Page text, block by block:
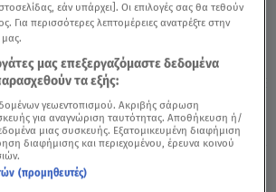
2026
ΗΜΕΡΗΣΙΕΣ ΠΡΟΒΛΕΨΕΙΣ
εάν υπάρχει]. Οι επιλογές σας θα τεθούν
Για περισσότερες λεπτομέρειες ανατρέξτε στην
μας επεξεργαζόμαστε δεδομένα
τα εξής:
γεωεντοπισμού. Ακριβής σάρωση
για αναγνώριση ταυτότητας. Αποθήκευση ή/
μιας συσκευής. Εξατομικευμένη διαφήμιση
διαφήμισης και περιεχομένου, έρευνα κοινού
(προμηθευτές)